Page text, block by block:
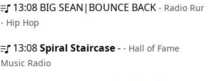
13:08 BIG SEAN|BOUNCE BACK - Radio Rur
- Hip Hop
13:08Spiral Staircase- - Hall of Fame
Music Radio